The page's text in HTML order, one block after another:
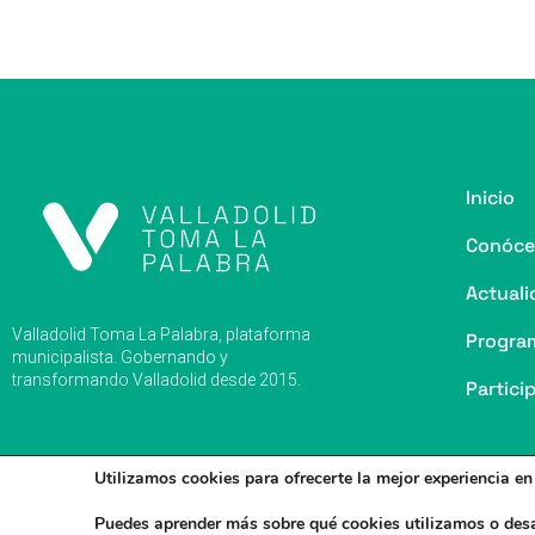
Valladolid Toma La Palabra, plataforma
municipalista. Gobernando y
transformando Valladolid desde 2015.
Inicio
Utilizamos cookies para ofrecerte la mejor experiencia
Puedes aprender más sobre qué cookies utilizamos o